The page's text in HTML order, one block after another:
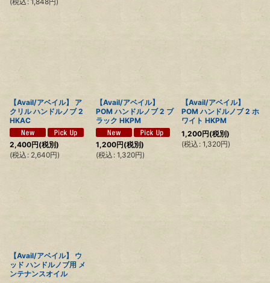
【Avail/アベイル】 ア
クリル ハンドルノブ 2
HKAC
2,400円(税別)
(税込 : 2,640円)
【Avail/アベイル】
POM ハンドルノブ 2 ブ
ラック HKPM
1,200円(税別)
(税込 : 1,320円)
【Avail/アベイル】
POM ハンドルノブ 2 ホ
ワイト HKPM
1,200円(税別)
(税込 : 1,320円)
【Avail/アベイル】 ウ
ッド ハンドルノブ用 メ
ンテナンスオイル